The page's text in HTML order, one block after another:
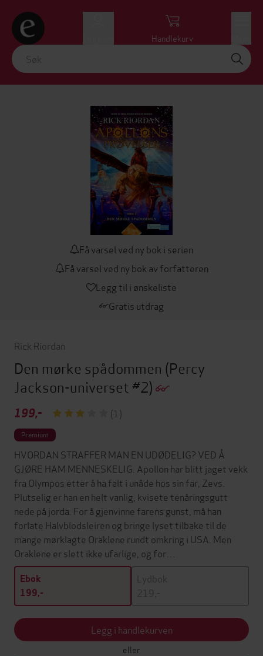
Handlekurv
Få varsel ved ny bok i serien
Få varsel ved ny bok av forfatteren
Legg til i ønskeliste
Gratis utdrag
Rick Riordan
Den mørke spådommen (Percy
Jackson-universet #2)
199,- (1)
Premium
HVORDAN STRAFFER MAN EN UDØDELIG? VED Å
GJØRE HAM MENNESKELIG. Apollon har blitt jaget vekk
fra Olympos etter å ha falt i unåde hos sin far, Zevs.
Plutselig er han en helt vanlig, kvisete tenåringsgutt
nede på jorda. For å gjenvinne farens gunst, må han
forlate Halvblodsleiren og bringe lyset tilbake til de
mange mørklagte Oraklene rundt omkring i USA. Men
Oraklene er slett ikke ufarlige, og for…
Ebok
199,-
Lydbok
219,-
Legg i handlekurven
eller